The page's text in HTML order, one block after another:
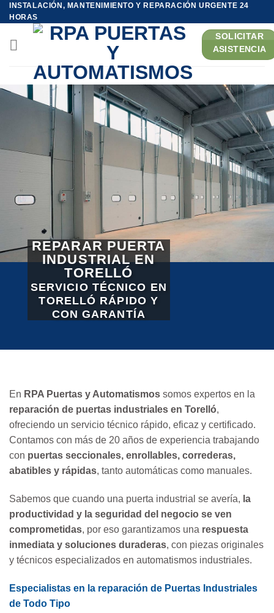
Saltar
al
contenido
INSTALACIÓN, MANTENIMIENTO Y REPARACIÓN URGENTE 24
HORAS
SOLICITAR
ASISTENCIA
REPARAR PUERTA
INDUSTRIAL EN
TORELLÓ
SERVICIO TÉCNICO EN
TORELLÓ RÁPIDO Y
CON GARANTÍA
En RPA Puertas y Automatismos somos expertos en la
reparación de puertas industriales en Torelló,
ofreciendo un servicio técnico rápido, eficaz y certificado.
Contamos con más de 20 años de experiencia trabajando
con puertas seccionales, enrollables, correderas,
abatibles y rápidas, tanto automáticas como manuales.
Sabemos que cuando una puerta industrial se avería, la
productividad y la seguridad del negocio se ven
comprometidas, por eso garantizamos una respuesta
inmediata y soluciones duraderas, con piezas originales
y técnicos especializados en automatismos industriales.
Especialistas en la reparación de Puertas Industriales
de Todo Tipo